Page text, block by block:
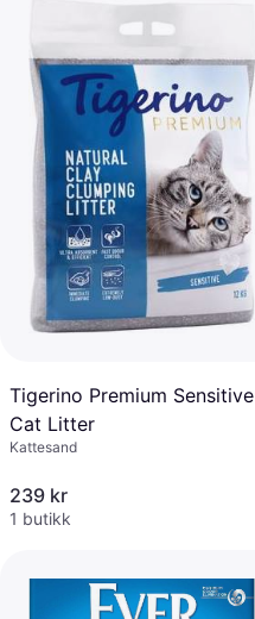
Tigerino Premium Sensitive
Cat Litter
Kattesand
239 kr
1 butikk